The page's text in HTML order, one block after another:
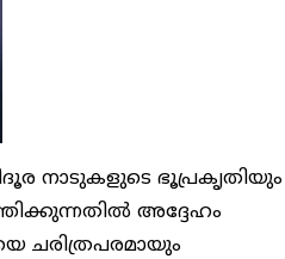
നാടുകളുടെ ഭൂപ്രകൃതിയും
അദ്ദേഹം
ചരിത്രപരമായും